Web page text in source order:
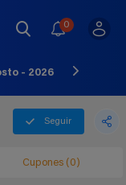
0
- 2026
Seguir
Cupones (0)